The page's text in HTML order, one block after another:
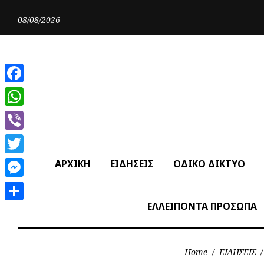
08/08/2026
ΑΡΧΙΚΗ ΕΙΔΗΣΕΙΣ ΟΔΙΚΟ ΔΙΚΤΥΟ
ΕΛΛΕΙΠΟΝΤΑ ΠΡΟΣΩΠΑ
Home / ΕΙΔΗΣΕΙΣ /
Facebook
WhatsApp
Viber
Twitter
Messenger